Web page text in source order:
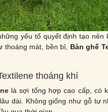
yếu tố quyết định tạo
thoáng mát, bền bỉ, Bàn ghế
thoáng khí
là sợi tổng hợp cao cấp, có
dài. Không giống như gỗ tự